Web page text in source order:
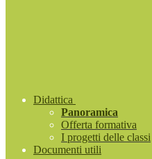
Didattica
Panoramica
Offerta formativa
I progetti delle classi
Documenti utili